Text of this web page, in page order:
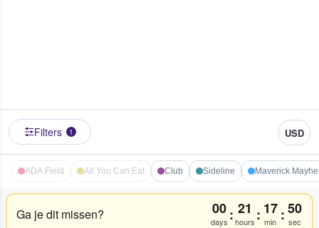
Filters 1 USD
ADA Field All You Can Eat Club Sideline Maverick
Ga je dit missen? 00
days : 21
hours : 17
min :50
sec